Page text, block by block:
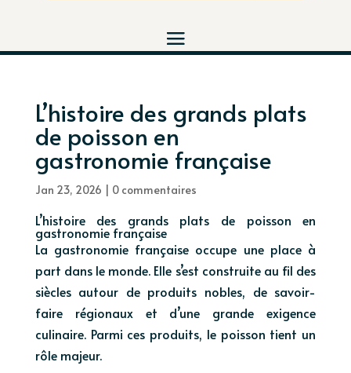
L’histoire des grands plats
de poisson en
gastronomie française
Jan 23, 2026 | 0 commentaires
L’histoire des grands plats de poisson en
gastronomie française
La gastronomie française occupe une place à
part dans le monde. Elle s’est construite au fil des
siècles autour de produits nobles, de savoir-
faire régionaux et d’une grande exigence
culinaire. Parmi ces produits, le poisson tient un
rôle majeur.